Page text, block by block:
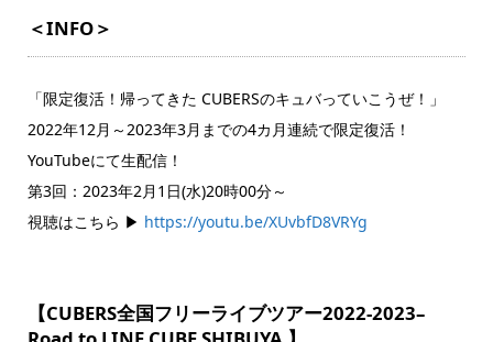
＜INFO＞
「限定復活！帰ってきた CUBERSのキュバっていこうぜ！」
2022年12月～2023年3月までの4カ月連続で限定復活！
YouTubeにて生配信！
第3回：2023年2月1日(水)20時00分～
視聴はこちら ▶ https://youtu.be/XUvbfD8VRYg
【CUBERS全国フリーライブツアー2022-2023–